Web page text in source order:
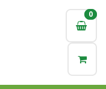
0
0